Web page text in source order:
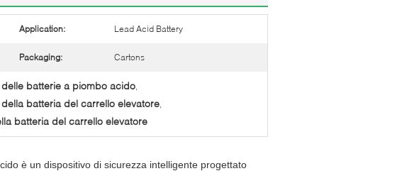
Application: Lead Acid Battery
Packaging: Cartons
batterie a piombo acido,
batteria del carrello elevatore,
batteria del carrello elevatore
è un dispositivo di sicurezza intelligente progettato